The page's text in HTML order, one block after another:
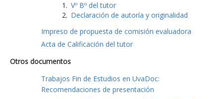
Vº Bº del tutor
Declaración de autoría y originalidad
Impreso de propuesta de comisión evaluadora
Acta de Calificación del tutor
Otros documentos
Trabajos Fin de Estudios en UvaDoc:
Recomendaciones de presentación